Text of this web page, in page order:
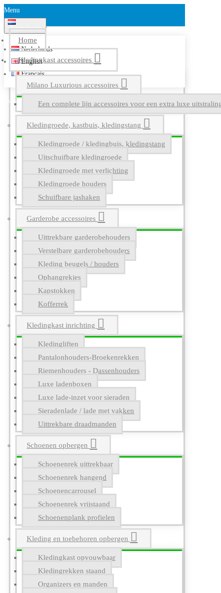
Menu
Nederlands
Nederlands
English
Français
Home
Kledingkast accessoires
Milano Luxurious accessoires
Een complete lijn accessoires voor een extra luxe
Kledingroede, kastbuis, kledingstang
Kledingroede / kledingbuis, kledingstang
Uitschuifbare kledingroede
Kledingroede met verlichting
Kledingroede houders
Schuifbare jashaken
Garderobe accessoires
Uittrekbare garderobehouders
Verstelbare garderobehouders
Kleding beugels / houders
Ophangrekjes
Kapstokken
Kofferrek
Kledingkast inrichting
Kledingliften
Pantalonhouders-Broekenrekken
Riemenhouders - Dassenhouders
Luxe ladenboxen
Luxe lade-inzet voor sieraden
Sieradenlade / lade met vakken
Uittrekbare draadmanden
Schoenen opbergen
Schoenenrek uittrekbaar
Schoenenrek hangend
Schoenencarrousel
Schoenenrek vrijstaand
Schoenenplank profielen
Kleding en toebehoren opbergen
Kledingkast opvouwbaar
Kledingrekken staand
Organizers en manden